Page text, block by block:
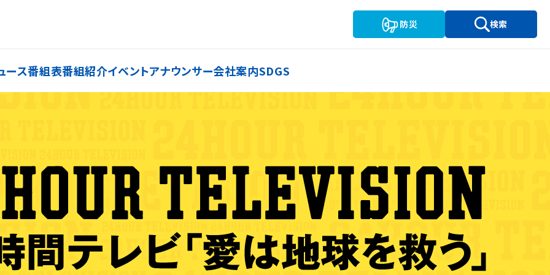
防災 検索
ース番組表番組紹介イベントアナウンサー会社案内SDGS